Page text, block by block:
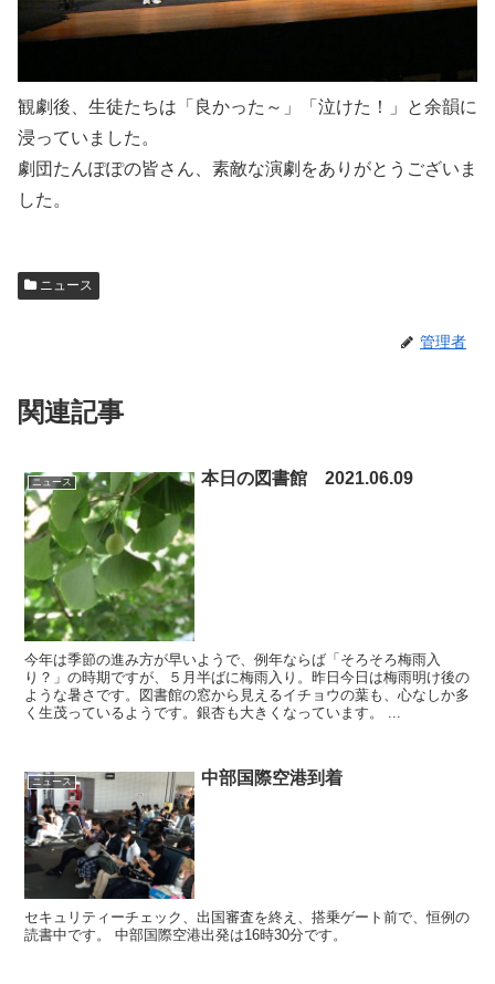
観劇後、生徒たちは「良かった～」「泣けた！」と余韻に
浸っていました。
劇団たんぽぽの皆さん、素敵な演劇をありがとうございま
した。
ニュース
管理者
関連記事
ニュース 本日の図書館 2021.06.09
今年は季節の進み方が早いようで、例年ならば「そろそろ梅雨入
り？」の時期ですが、５月半ばに梅雨入り。昨日今日は梅雨明け後の
ような暑さです。図書館の窓から見えるイチョウの葉も、心なしか多
く生茂っているようです。銀杏も大きくなっています。 ...
ニュース 中部国際空港到着
セキュリティーチェック、出国審査を終え、搭乗ゲート前で、恒例の
読書中です。 中部国際空港出発は16時30分です。